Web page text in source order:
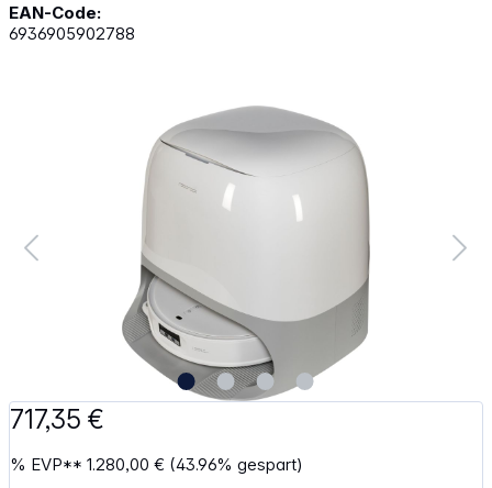
EAN-Code:
6936905902788
Bildergalerie überspringen
717,35 €
% EVP**1.280,00 € (43.96% gespart)